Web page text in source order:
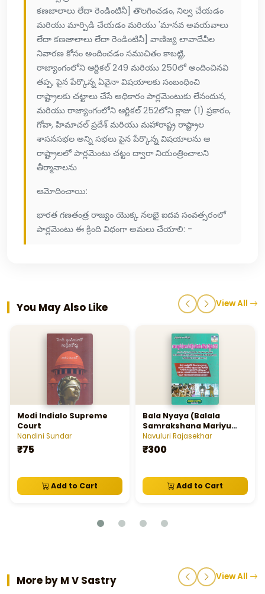
కణజాలాలు లేదా రెండింటినీ] తొలగించడం, నిల్వ చేయడం
మరియు మార్పిడి చేయడం మరియు 'మానవ అవయవాలు
లేదా కణజాలాలు లేదా రెండింటినీ] వాణిజ్య లావాదేవీల
నివారణ కోసం అందించడం సముచితం కాబట్టి,
రాజ్యాంగంలోని ఆర్టికల్ 249 మరియు 250లో అందించినవి
తప్ప, పైన పేర్కొన్న ఏవైనా విషయాలకు సంబంధించి
రాష్ట్రాలకు చట్టాలు చేసే అధికారం పార్లమెంటుకు లేనందున,
మరియు రాజ్యాంగంలోని ఆర్టికల్ 252లోని క్లాజు (1) ప్రకారం,
గోవా, హిమాచల్ ప్రదేశ్ మరియు మహారాష్ట్ర రాష్ట్రాల
శాసనసభల అన్ని సభలు పైన పేర్కొన్న విషయాలను ఆ
రాష్ట్రాలలో పార్లమెంటు చట్టం ద్వారా నియంత్రించాలని
తీర్మానాలను
ఆమోదించాయి:
భారత గణతంత్ర రాజ్యం యొక్క నలభై ఐదవ సంవత్సరంలో
పార్లమెంటు ఈ క్రింది విధంగా అమలు చేయాలి: -
You May Also Like View All
Modi Indialo Supreme
Court
Nandini Sundar
₹75
Add to Cart
Bala Nyaya (Balala
Samrakshana Mariyu
Poshana) Cattamu 2015
Navuluri Rajasekhar
₹300
Add to Cart
More by M V Sastry View All